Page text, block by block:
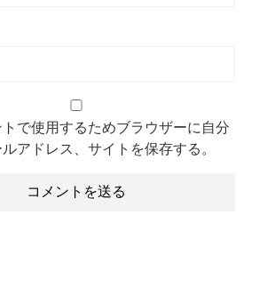
で使用するためブラウザーに自分
アドレス、サイトを保存する。